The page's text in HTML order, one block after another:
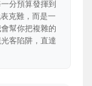
分預算發揮到
克難，而是一
幫你把複雜的
客陷阱，直達